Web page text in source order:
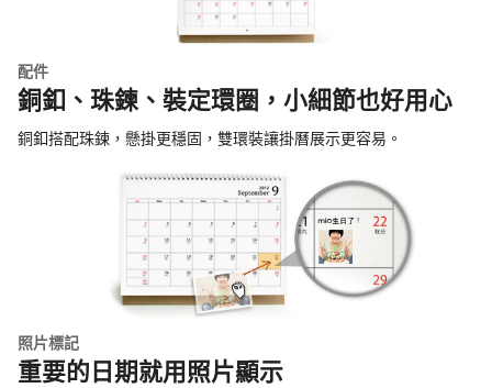
配件
銅釦、珠鍊、裝定環圈，小細節也好用心
銅釦搭配珠鍊，懸掛更穩固，雙環裝讓掛曆展示更容易。
照片標記
重要的日期就用照片顯示